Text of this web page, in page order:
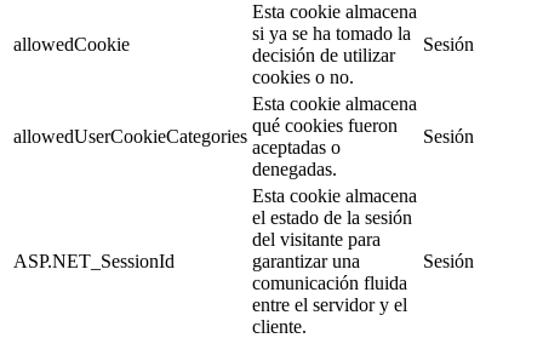
allowedCookie
Esta cookie almacena
si ya se ha tomado la
decisión de utilizar
cookies o no.
Sesión
allowedUserCookieCategories
Esta cookie almacena
qué cookies fueron
aceptadas o
denegadas.
Sesión
ASP.NET_SessionId
Esta cookie almacena
el estado de la sesión
del visitante para
garantizar una
comunicación fluida
entre el servidor y el
cliente.
Sesión